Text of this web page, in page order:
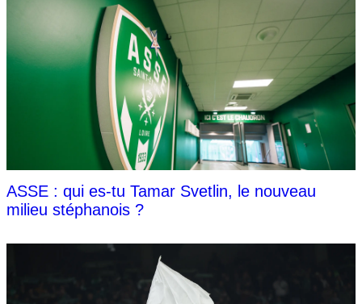
ASSE : qui es-tu Tamar Svetlin, le nouveau
milieu stéphanois ?